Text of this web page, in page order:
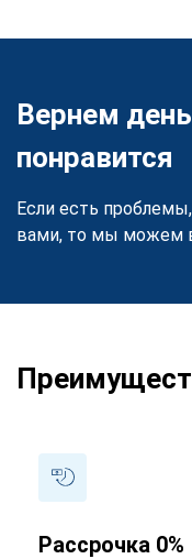
Вернем
понравится
Если есть
вами, то мы можем
Рассрочка 0%